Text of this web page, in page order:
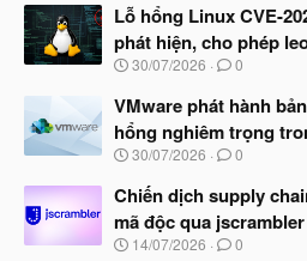
Lỗ hổng Linux CVE-
phát hiện, cho phép
N
à
y
b
ắ
đ
ầ
u
30/07/2026 0
VMware phát hành
hổng nghiêm trọng
N
à
b
ắ
30/07/2026 0
Chiến dịch supply
mã độc qua jscrambler
N
14/07/2026 0